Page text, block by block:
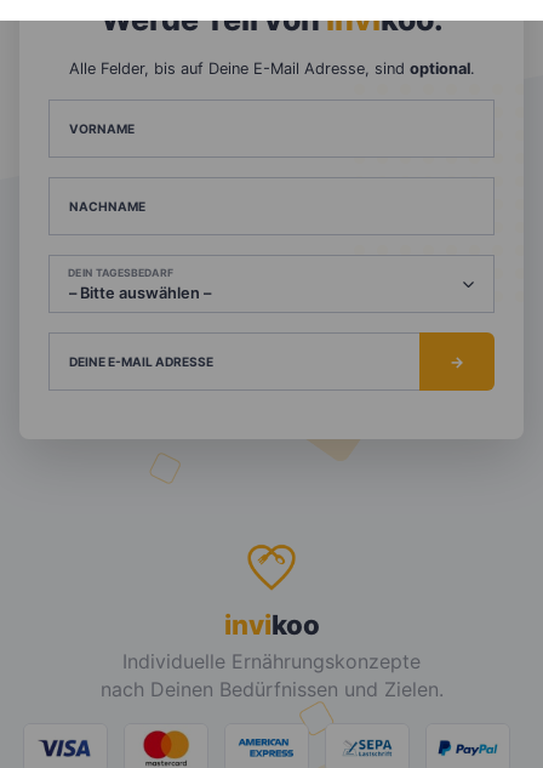
Werde Teil voninvikoo.
Alle Felder, bis auf Deine E-Mail Adresse, sind optional.
VORNAME
NACHNAME
DEIN TAGESBEDARF
DEINE E-MAIL ADRESSE
invikoo
Individuelle Ernährungskonzepte
nach Deinen Bedürfnissen und Zielen.